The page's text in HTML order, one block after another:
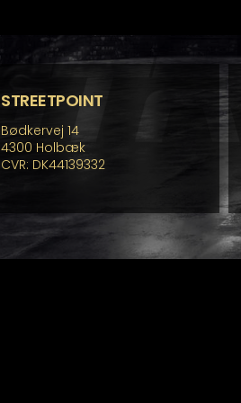
STREETPOINT
Bødkervej 14
4300 Holbæk
CVR: DK44139332